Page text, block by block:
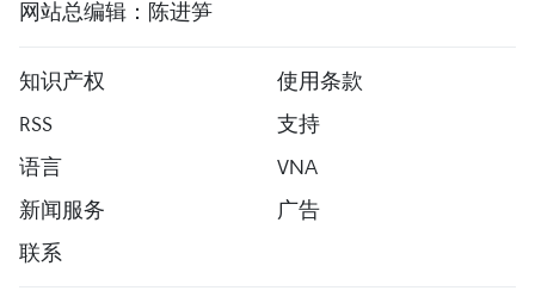
网站总编辑：陈进笋
知识产权
使用条款
RSS
支持
语言
VNA
新闻服务
广告
联系